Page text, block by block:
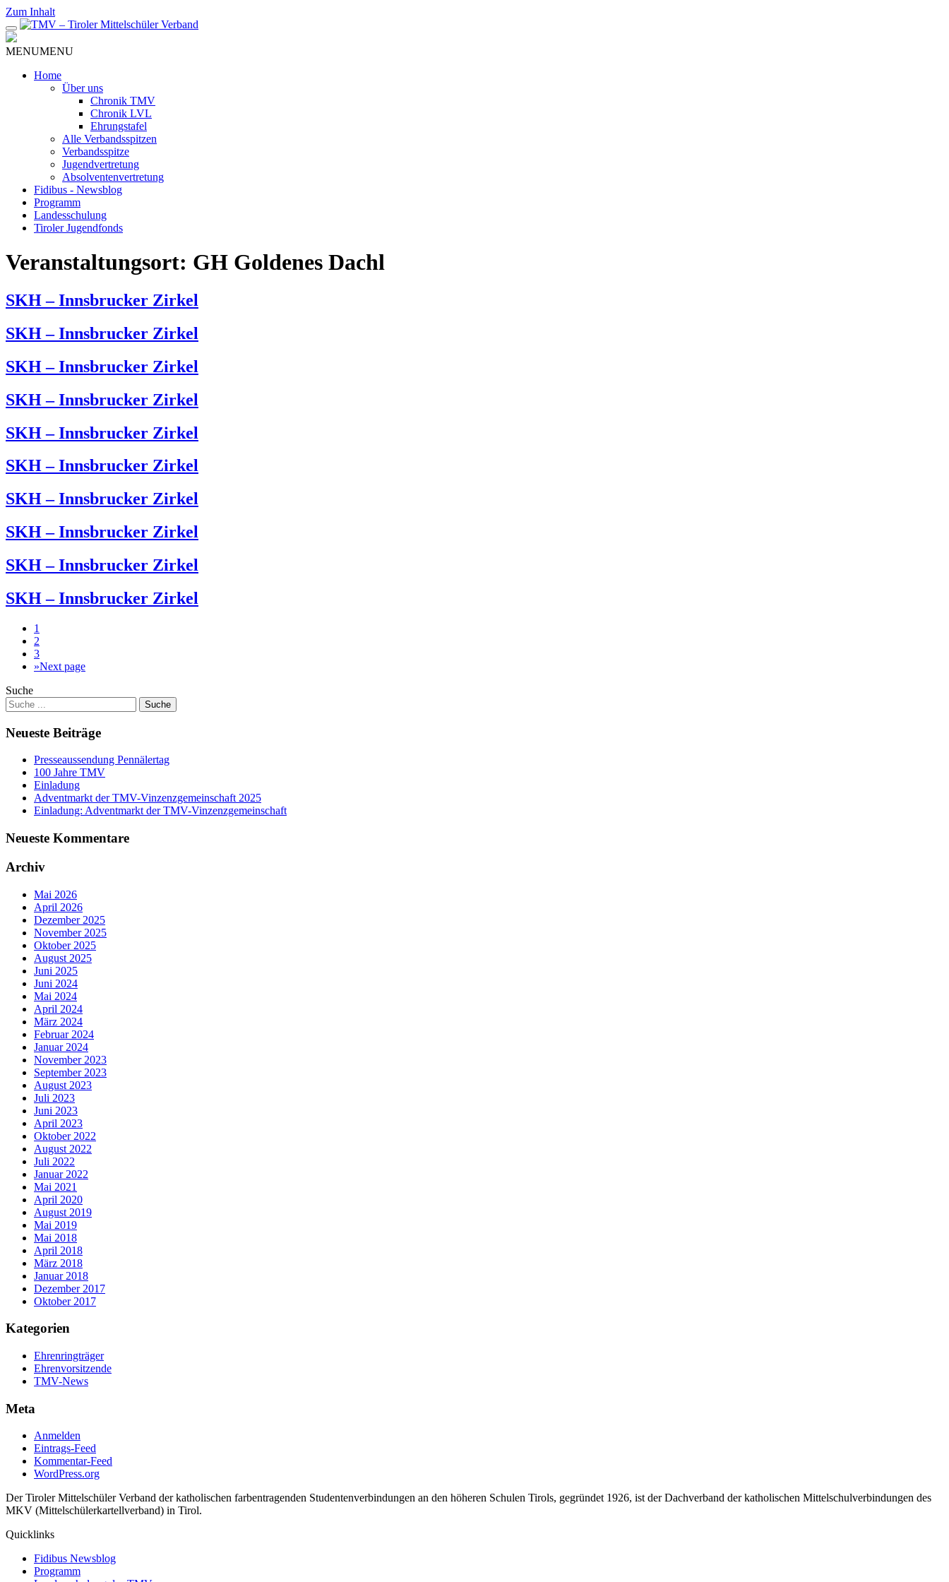
Zum Inhalt
MENUMENU
Home
Über uns
Chronik TMV
Chronik LVL
Ehrungstafel
Alle Verbandsspitzen
Verbandsspitze
Jugendvertretung
Absolventenvertretung
Fidibus - Newsblog
Programm
Landesschulung
Tiroler Jugendfonds
Veranstaltungsort: GH Goldenes Dachl
SKH – Innsbrucker Zirkel
SKH – Innsbrucker Zirkel
SKH – Innsbrucker Zirkel
SKH – Innsbrucker Zirkel
SKH – Innsbrucker Zirkel
SKH – Innsbrucker Zirkel
SKH – Innsbrucker Zirkel
SKH – Innsbrucker Zirkel
SKH – Innsbrucker Zirkel
SKH – Innsbrucker Zirkel
1
2
3
»Next page
Suche
Neueste Beiträge
Presseaussendung Pennälertag
100 Jahre TMV
Einladung
Adventmarkt der TMV-Vinzenzgemeinschaft 2025
Einladung: Adventmarkt der TMV-Vinzenzgemeinschaft
Neueste Kommentare
Archiv
Mai 2026
April 2026
Dezember 2025
November 2025
Oktober 2025
August 2025
Juni 2025
Juni 2024
Mai 2024
April 2024
März 2024
Februar 2024
Januar 2024
November 2023
September 2023
August 2023
Juli 2023
Juni 2023
April 2023
Oktober 2022
August 2022
Juli 2022
Januar 2022
Mai 2021
April 2020
August 2019
Mai 2019
Mai 2018
April 2018
März 2018
Januar 2018
Dezember 2017
Oktober 2017
Kategorien
Ehrenringträger
Ehrenvorsitzende
TMV-News
Meta
Anmelden
Eintrags-Feed
Kommentar-Feed
WordPress.org
Der Tiroler Mittelschüler Verband der katholischen farbentragenden Studentenverbindungen an den höheren Schulen Tirols, gegründet 1926, ist der Dachverband der katholischen Mittelschulverbindungen des
MKV (Mittelschülerkartellverband) in Tirol.
Quicklinks
Fidibus Newsblog
Programm